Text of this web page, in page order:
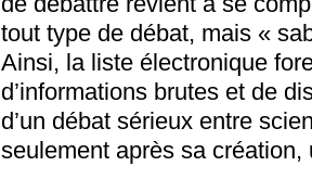
tout type de débat, mais «
Ainsi, la liste électronique
d’informations brutes et de
d’un débat sérieux entre
seulement après sa